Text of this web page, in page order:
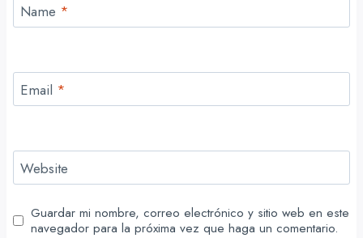
Name *
Email *
Website
Guardar mi nombre, correo electrónico y sitio web en este
navegador para la próxima vez que haga un comentario.